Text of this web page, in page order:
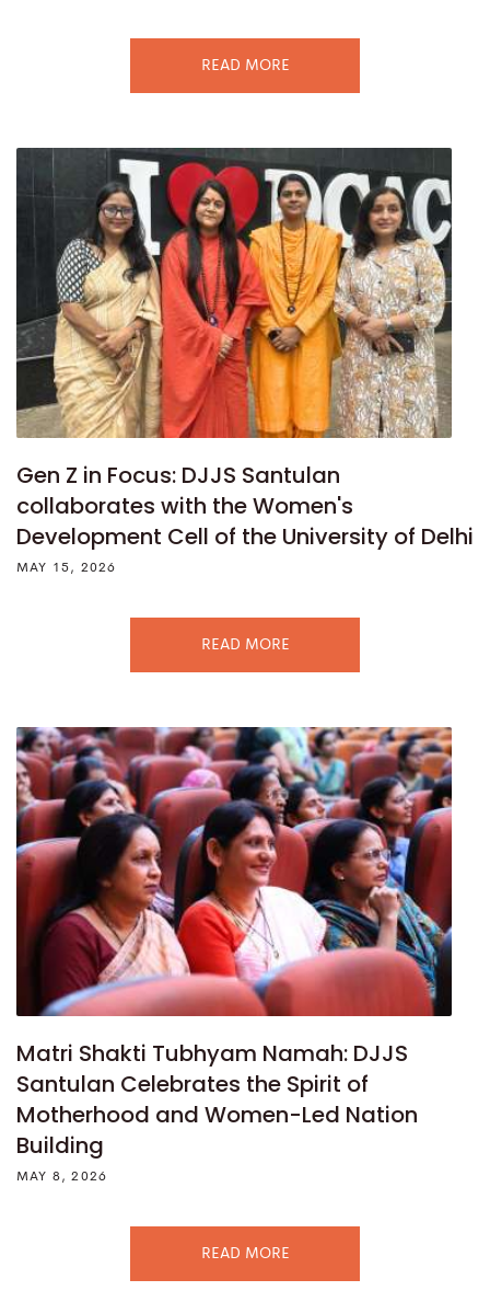
READ MORE
Gen Z in Focus: DJJS Santulan
collaborates with the Women's
Development Cell of the University of Delhi
MAY 15, 2026
READ MORE
Matri Shakti Tubhyam Namah: DJJS
Santulan Celebrates the Spirit of
Motherhood and Women-Led Nation
Building
MAY 8, 2026
READ MORE